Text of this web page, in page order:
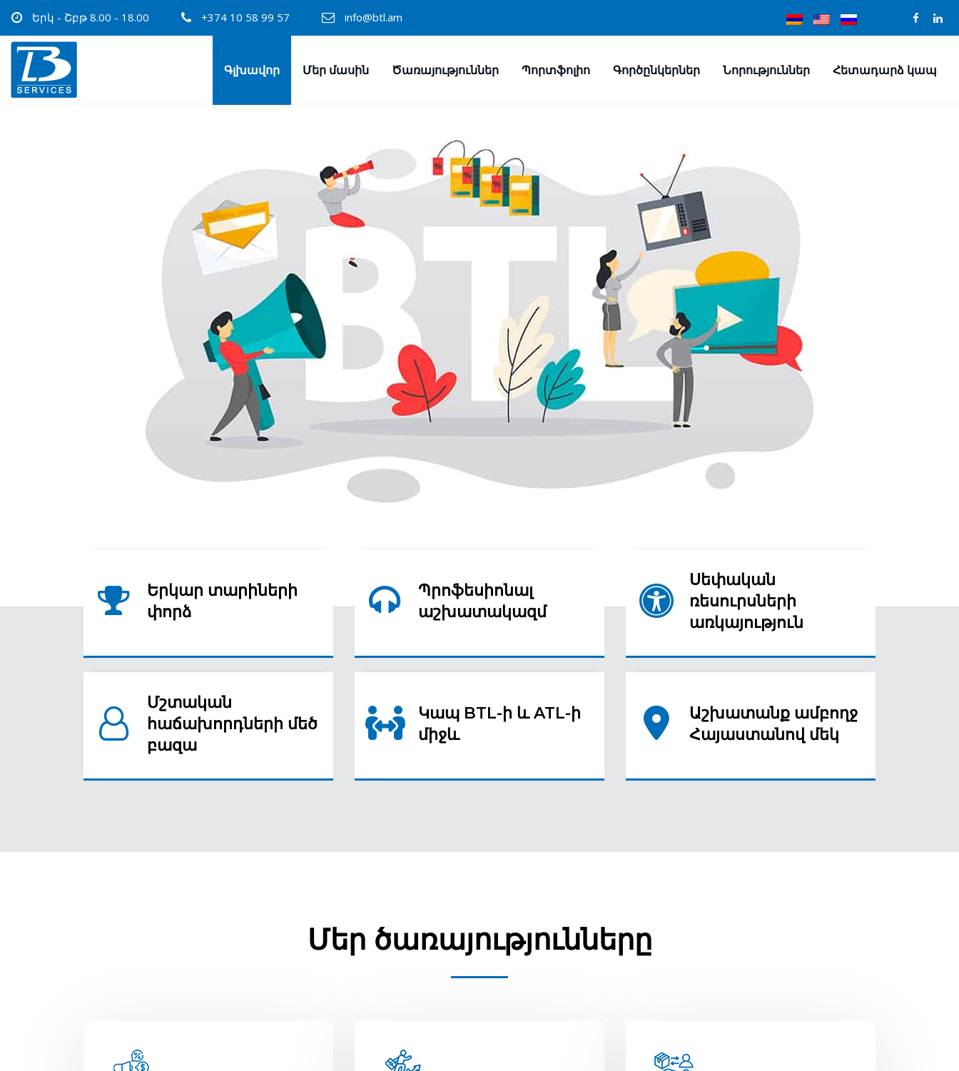
Երկ - Շբթ 8.00 - 18.00 +374 10 58 99 57 info@btl.am
Գլխավոր Մեր մասին Ծառայություններ Պորտֆոլիո Գործընկերներ Նորություններ Հետադարձ կապ
Երկար տարիների
փորձ
Պրոֆեսիոնալ
աշխատակազմ
Սեփական
ռեսուրսների
առկայություն
Մշտական
հաճախորդների մեծ
բազա
Կապ BTL-ի և ATL-ի
միջև
Աշխատանք ամբողջ
Հայաստանով մեկ
Մեր ծառայությունները